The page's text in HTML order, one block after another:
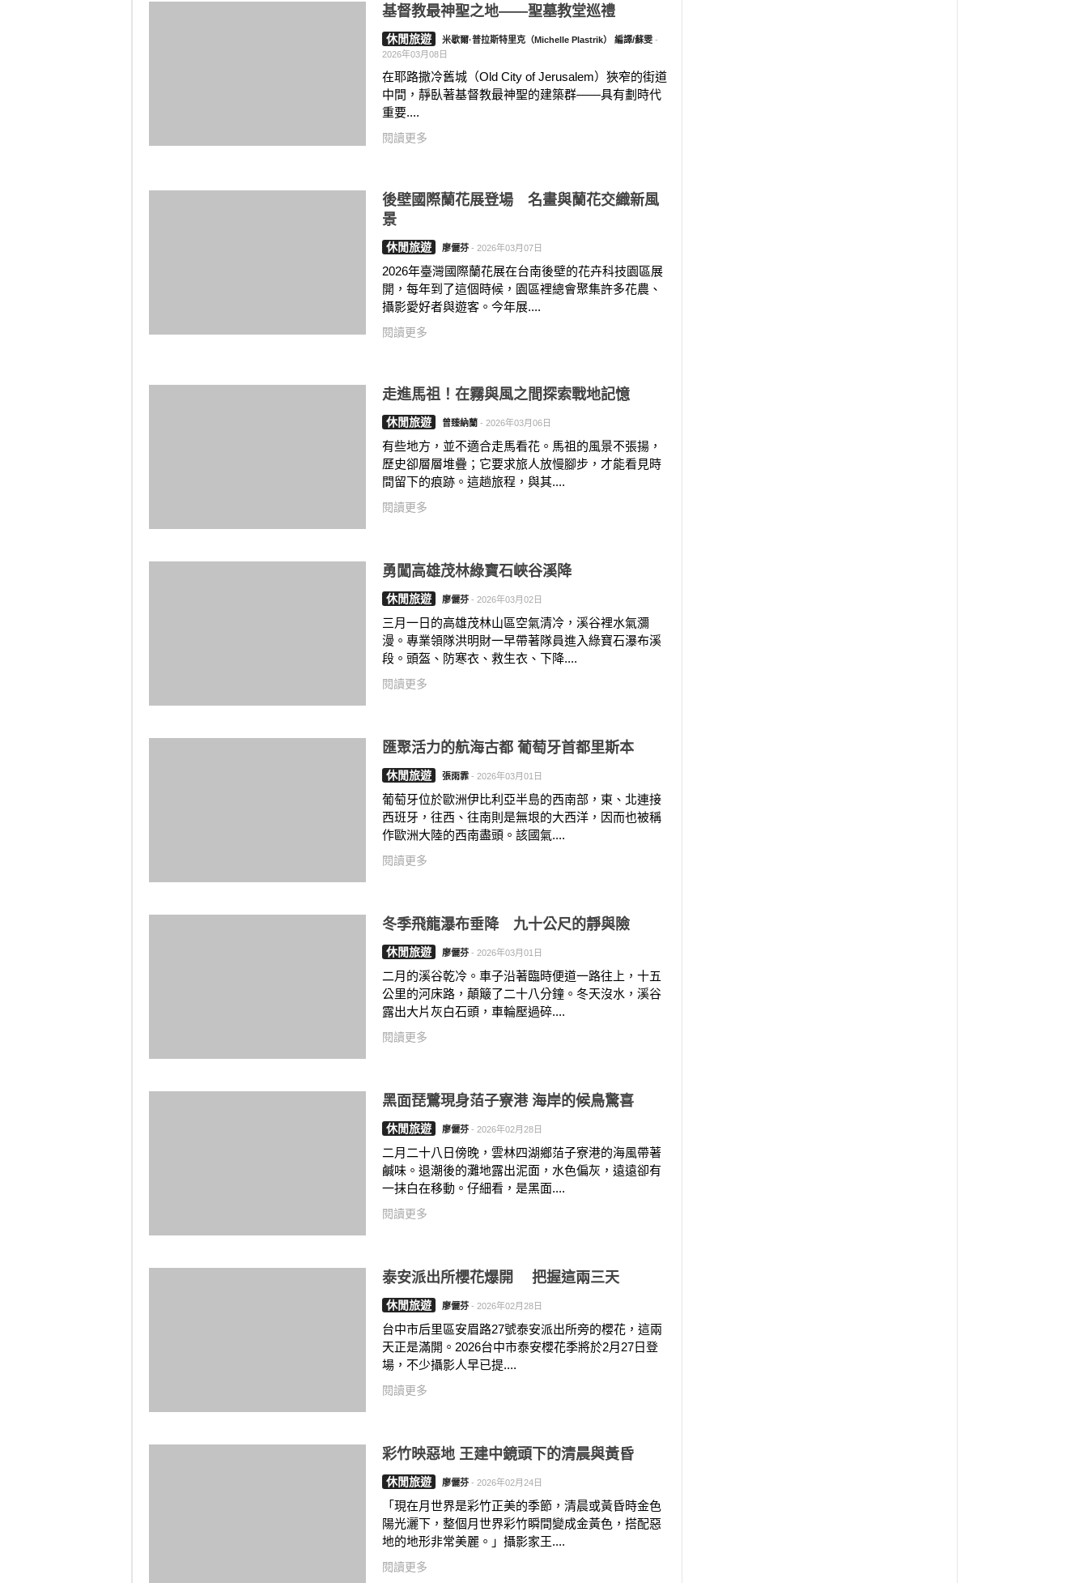
基督教最神聖之地——聖墓教堂巡禮
休閒旅遊 米歇爾·普拉斯特里克（Michelle Plastrik） 編譯/蘇雯 -
2026年03月08日
在耶路撒冷舊城（Old City of Jerusalem）狹窄的街道
中間，靜臥著基督教最神聖的建築群——具有劃時代
重要....
閱讀更多
後壁國際蘭花展登場 名畫與蘭花交織新風
景
休閒旅遊 廖儷芬 - 2026年03月07日
2026年臺灣國際蘭花展在台南後壁的花卉科技園區展
開，每年到了這個時候，園區裡總會聚集許多花農、
攝影愛好者與遊客。今年展....
閱讀更多
走進馬祖！在霧與風之間探索戰地記憶
休閒旅遊 曾臻納蘭 - 2026年03月06日
有些地方，並不適合走馬看花。馬祖的風景不張揚，
歷史卻層層堆疊；它要求旅人放慢腳步，才能看見時
間留下的痕跡。這趟旅程，與其....
閱讀更多
勇闖高雄茂林綠寶石峽谷溪降
休閒旅遊 廖儷芬 - 2026年03月02日
三月一日的高雄茂林山區空氣清冷，溪谷裡水氣瀰
漫。專業領隊洪明財一早帶著隊員進入綠寶石瀑布溪
段。頭盔、防寒衣、救生衣、下降....
閱讀更多
匯聚活力的航海古都 葡萄牙首都里斯本
休閒旅遊 張雨霏 - 2026年03月01日
葡萄牙位於歐洲伊比利亞半島的西南部，東、北連接
西班牙，往西、往南則是無垠的大西洋，因而也被稱
作歐洲大陸的西南盡頭。該國氣....
閱讀更多
冬季飛龍瀑布垂降 九十公尺的靜與險
休閒旅遊 廖儷芬 - 2026年03月01日
二月的溪谷乾冷。車子沿著臨時便道一路往上，十五
公里的河床路，顛簸了二十八分鐘。冬天沒水，溪谷
露出大片灰白石頭，車輪壓過碎....
閱讀更多
黑面琵鷺現身萡子寮港 海岸的候鳥驚喜
休閒旅遊 廖儷芬 - 2026年02月28日
二月二十八日傍晚，雲林四湖鄉萡子寮港的海風帶著
鹹味。退潮後的灘地露出泥面，水色偏灰，遠遠卻有
一抹白在移動。仔細看，是黑面....
閱讀更多
泰安派出所櫻花爆開 把握這兩三天
休閒旅遊 廖儷芬 - 2026年02月28日
台中市后里區安眉路27號泰安派出所旁的櫻花，這兩
天正是滿開。2026台中市泰安櫻花季將於2月27日登
場，不少攝影人早已提....
閱讀更多
彩竹映惡地 王建中鏡頭下的清晨與黃昏
休閒旅遊 廖儷芬 - 2026年02月24日
「現在月世界是彩竹正美的季節，清晨或黃昏時金色
陽光灑下，整個月世界彩竹瞬間變成金黃色，搭配惡
地的地形非常美麗。」攝影家王....
閱讀更多